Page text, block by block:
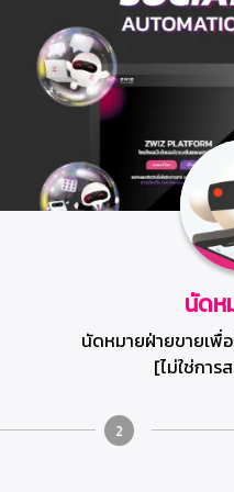
นัดห
นัดหมายฝ่ายขายเพื่
[ไม่ใช่การ
2